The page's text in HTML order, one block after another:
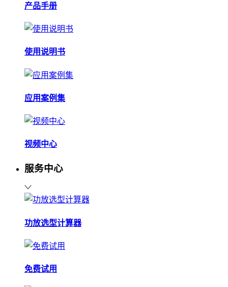
产品手册
使用说明书
应用案例集
视频中心
服务中心
功放选型计算器
免费试用